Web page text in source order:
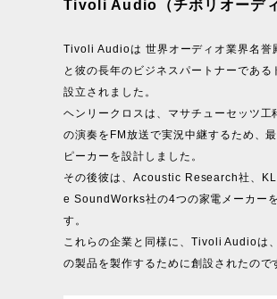
Tivoli Audio（チボリオーデ
Tivoli Audioは 世界オーディオ業界名誉
と彼の長年のビジネスパートナーであ
設立されました。
ヘンリークロスは、マサチューセッツ工
の演奏をFM放送で実況中継するため、
ピーカーを設計しました。
その後彼は、Acoustic Research社、
e SoundWorks社の4つの家電メーカー
す。
これらの企業と同様に、Tivoli Audioは
の製品を製作するために創設されたので